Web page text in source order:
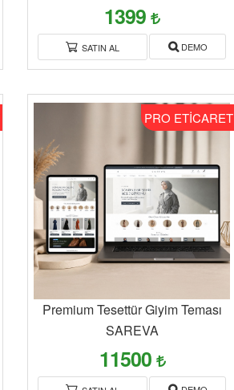
1399
SATIN AL DEMO
PRO ETİCARET
Premium Tesettür Giyim Teması
SAREVA
11500